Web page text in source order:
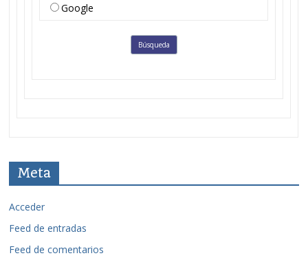
Google
Meta
Acceder
Feed de entradas
Feed de comentarios